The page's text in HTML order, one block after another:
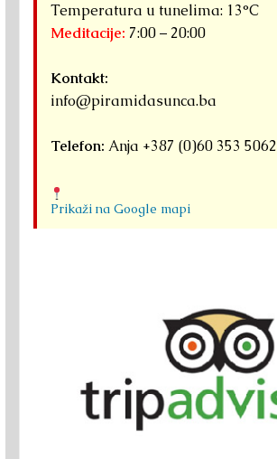
Temperatura u tunelima: 13°C
Meditacije: 7:00 – 20:00
Kontakt:
info@piramidasunca.ba
Telefon: Anja +387 (0)60 353 5062
Prikaži na Google mapi